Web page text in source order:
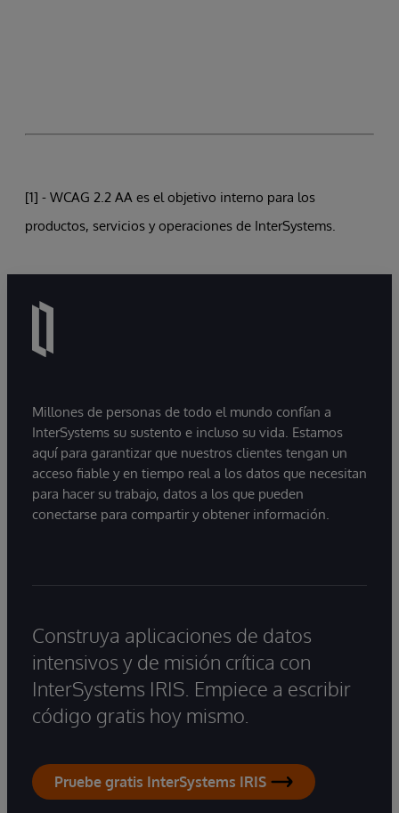
[1] - WCAG 2.2 AA es el objetivo interno para los
productos, servicios y operaciones de InterSystems.
Millones de personas de todo el mundo confían a
InterSystems su sustento e incluso su vida. Estamos
aquí para garantizar que nuestros clientes tengan un
acceso fiable y en tiempo real a los datos que necesitan
para hacer su trabajo, datos a los que pueden
conectarse para compartir y obtener información.
Construya aplicaciones de datos
intensivos y de misión crítica con
InterSystems IRIS. Empiece a escribir
código gratis hoy mismo.
Pruebe gratis InterSystems IRIS